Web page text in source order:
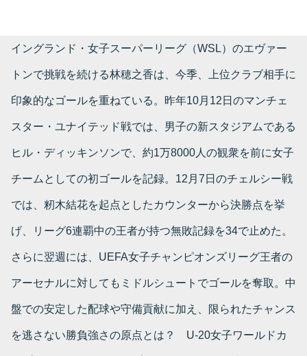
イングランド・女子スーパーリーグ（WSL）のエヴァー
トンで挑戦を続ける林穂之香は、今季、上位クラブ相手に
印象的なゴールを重ねている。昨年10月12日のマンチェ
スター・ユナイテッド戦では、男子の新スタジアムである
ヒル・ディッキンソンで、約1万8000人の観衆を前に女子
チームとしての初ゴールを記録。12月7日のチェルシー戦
では、籾木結花を起点としたカウンターから決勝点を挙
げ、リーグ6連覇中の王者が持つ無敗記録を34で止めた。
さらに翌週には、UEFA女子チャンピオンズリーグ王者の
アーセナルに対してもミドルシュートでゴールを奪取。中
盤での安定した配球や守備貢献に加え、限られたチャンス
を逃さない勝負強さの原点とは？ U-20女子ワールドカ